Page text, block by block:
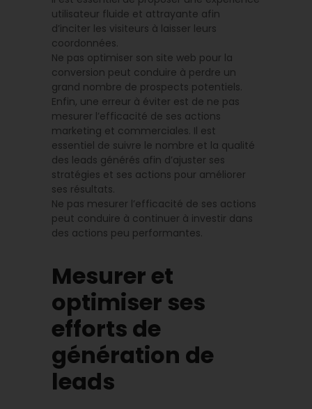
utilisateur fluide et attrayante afin
d’inciter les visiteurs à laisser leurs
coordonnées.
Ne pas optimiser son site web pour la
conversion peut conduire à perdre un
grand nombre de prospects potentiels.
Enfin, une erreur à éviter est de ne pas
mesurer l’efficacité de ses actions
marketing et commerciales. Il est
essentiel de suivre le nombre et la qualité
des leads générés afin d’ajuster ses
stratégies et ses actions pour améliorer
ses résultats.
Ne pas mesurer l’efficacité de ses actions
peut conduire à continuer à investir dans
des actions peu performantes.
Mesurer et
optimiser ses
efforts de
génération de
leads